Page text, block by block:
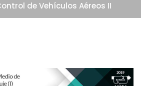
de Vehículos Aéreos II